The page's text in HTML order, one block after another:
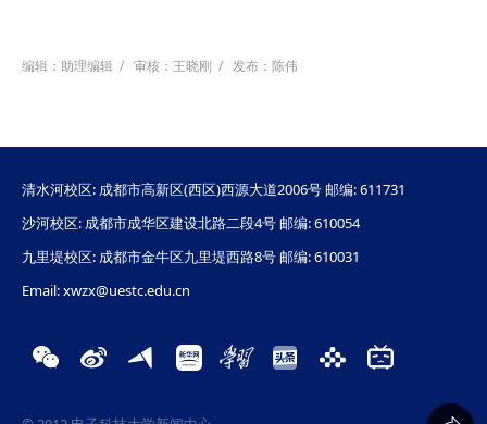
编辑：助理编辑 / 审核：王晓刚 / 发布：陈伟
清水河校区: 成都市高新区(西区)西源大道2006号 邮编: 611731
沙河校区: 成都市成华区建设北路二段4号 邮编: 610054
九里堤校区: 成都市金牛区九里堤西路8号 邮编: 610031
Email: xwzx@uestc.edu.cn